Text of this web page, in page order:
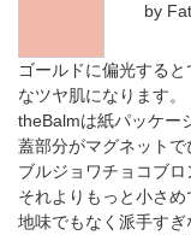
by
ゴールドに偏光する
なツヤ肌になります。
theBalmは紙パッケー
蓋部分がマグネットで
ブルジョワチョコブ
それよりもっと小さめ
地味でもなく派手す